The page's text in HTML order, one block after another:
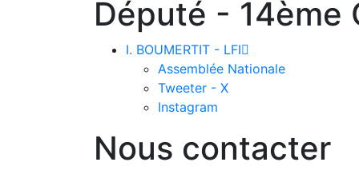
Député - 14ème
I. BOUMERTIT - LFI
Assemblée Nationale
Tweeter - X
Instagram
Nous contacter